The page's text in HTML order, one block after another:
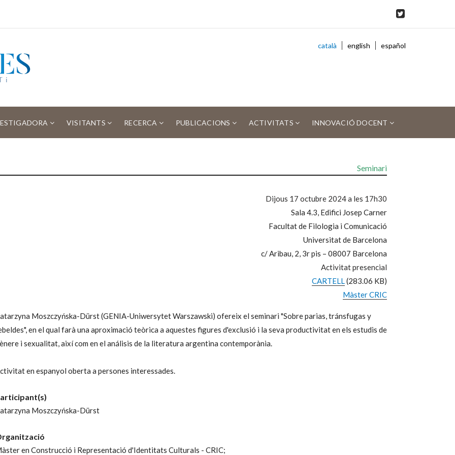
català english español
VISITANTS RECERCA PUBLICACIONS ACTIVITATS INNOVACIÓ DOCENT
Seminari
Dijous 17 octubre 2024 a les 17h30
Sala 4.3, Edifici Josep Carner
Facultat de Filologia i Comunicació
Universitat de Barcelona
c/ Aribau, 2, 3r pis – 08007 Barcelona
Activitat presencial
CARTELL(283.06 KB)
Màster CRIC
Moszczyńska-Dürst (GENIA-Uniwersytet Warszawski) ofereix el seminari "Sobre parias, tránsfugas y
en el qual farà una aproximació teòrica a aquestes figures d'exclusió i la seva productivitat en els estudis de
i sexualitat, així com en el análisis de la literatura argentina contemporània.
en espanyol oberta a persones interessades.
Moszczyńska-Dürst
en Construcció i Representació d'Identitats Culturals - CRIC;